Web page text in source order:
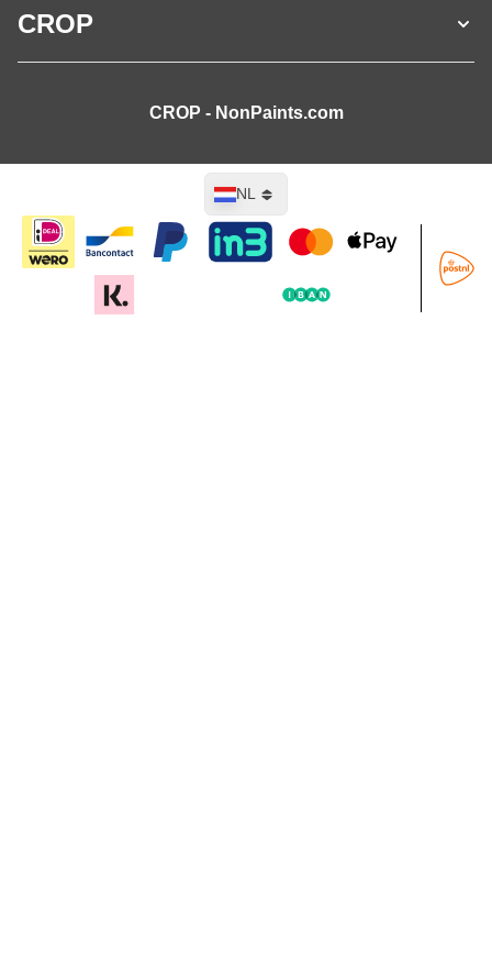
CROP
CROP - NonPaints.com
Taal
NL